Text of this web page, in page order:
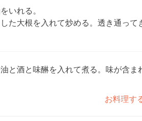
いれる。
た大根を入れて炒める。透き通っ
と酒と味醂を入れて煮る。味が含ま
お料理す